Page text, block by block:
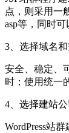
点，则采用一
asp等，同时
3、选择域名
安全、稳定、
时；使用统一
4、选择建站公
WordPress站